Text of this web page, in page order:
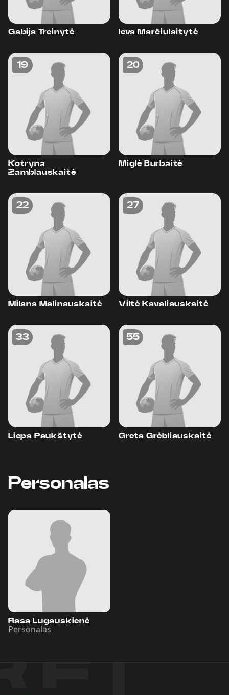
Gabija Treinytė Ieva Marčiulaitytė
19
Kotryna
Zamblauskaitė
20
Miglė Burbaitė
22
Milana Malinauskaitė
27
Viltė Kavaliauskaitė
33
Liepa Paukštytė
55
Greta Grėbliauskaitė
Personalas
Rasa Lugauskienė
Personalas